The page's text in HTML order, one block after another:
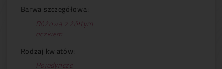
Barwa szczegółowa:
Różowa z żółtym
oczkiem
Rodzaj kwiatów:
Pojedyncze